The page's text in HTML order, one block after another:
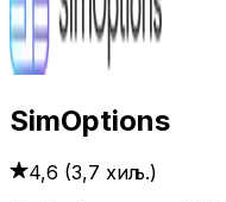
SimOptions
4,6 (3,7 хиљ.)